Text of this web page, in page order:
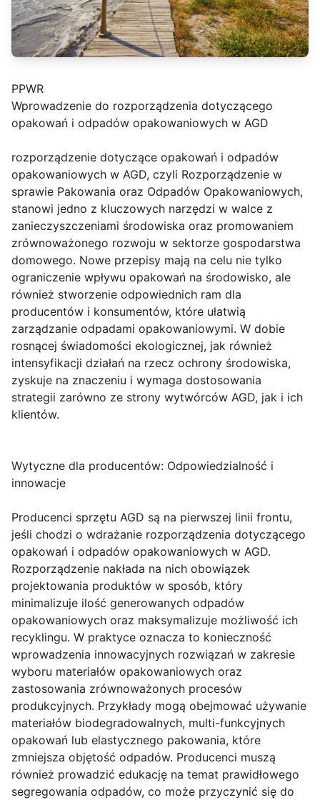
PPWR
Wprowadzenie do rozporządzenia dotyczącego
opakowań i odpadów opakowaniowych w AGD
rozporządzenie dotyczące opakowań i odpadów
opakowaniowych w AGD, czyli Rozporządzenie w
sprawie Pakowania oraz Odpadów Opakowaniowych,
stanowi jedno z kluczowych narzędzi w walce z
zanieczyszczeniami środowiska oraz promowaniem
zrównoważonego rozwoju w sektorze gospodarstwa
domowego. Nowe przepisy mają na celu nie tylko
ograniczenie wpływu opakowań na środowisko, ale
również stworzenie odpowiednich ram dla
producentów i konsumentów, które ułatwią
zarządzanie odpadami opakowaniowymi. W dobie
rosnącej świadomości ekologicznej, jak również
intensyfikacji działań na rzecz ochrony środowiska,
zyskuje na znaczeniu i wymaga dostosowania
strategii zarówno ze strony wytwórców AGD, jak i ich
klientów.
Wytyczne dla producentów: Odpowiedzialność i
innowacje
Producenci sprzętu AGD są na pierwszej linii frontu,
jeśli chodzi o wdrażanie rozporządzenia dotyczącego
opakowań i odpadów opakowaniowych w AGD.
Rozporządzenie nakłada na nich obowiązek
projektowania produktów w sposób, który
minimalizuje ilość generowanych odpadów
opakowaniowych oraz maksymalizuje możliwość ich
recyklingu. W praktyce oznacza to konieczność
wprowadzenia innowacyjnych rozwiązań w zakresie
wyboru materiałów opakowaniowych oraz
zastosowania zrównoważonych procesów
produkcyjnych. Przykłady mogą obejmować używanie
materiałów biodegradowalnych, multi-funkcyjnych
opakowań lub elastycznego pakowania, które
zmniejsza objętość odpadów. Producenci muszą
również prowadzić edukację na temat prawidłowego
segregowania odpadów, co może przyczynić się do